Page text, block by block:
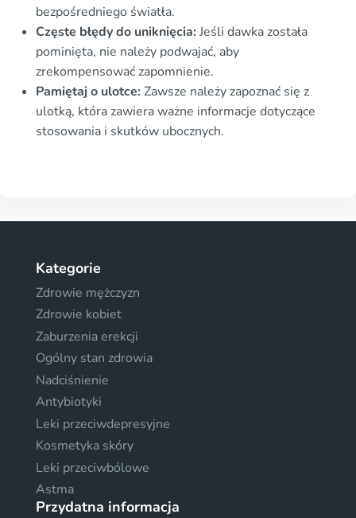
bezpośredniego światła.
Częste błędy do uniknięcia:Jeśli dawka została
pominięta, nie należy podwajać, aby
zrekompensować zapomnienie.
Pamiętaj o ulotce:Zawsze należy zapoznać się z
ulotką, która zawiera ważne informacje dotyczące
stosowania i skutków ubocznych.
Kategorie
Zdrowie mężczyzn
Zdrowie kobiet
Zaburzenia erekcji
Ogólny stan zdrowia
Nadciśnienie
Antybiotyki
Leki przeciwdepresyjne
Kosmetyka skóry
Leki przeciwbólowe
Astma
Przydatna informacja